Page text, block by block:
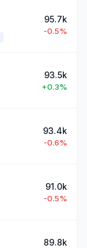
95.7k
-0.5%
93.5k
+0.3%
93.4k
-0.6%
91.0k
-0.5%
89.8k